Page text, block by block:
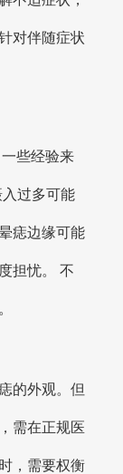
对伴随症状
些经验来
过多可能
痣边缘可能
担忧。 不
的外观。但
需在正规医
，需要权衡